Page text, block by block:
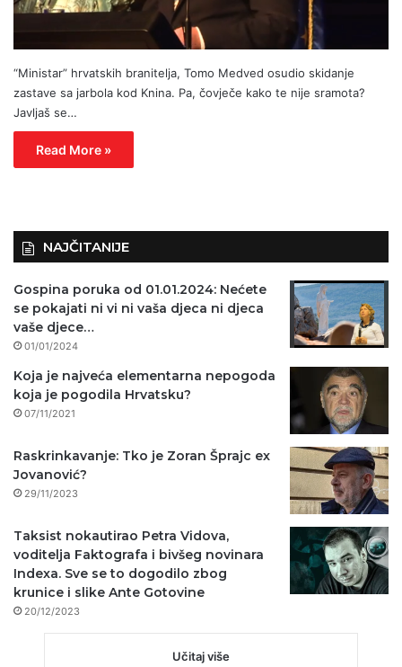
“Ministar” hrvatskih branitelja, Tomo Medved osudio skidanje
zastave sa jarbola kod Knina. Pa, čovječe kako te nije sramota?
Javljaš se…
Read More »
NAJČITANIJE
Gospina poruka od 01.01.2024: Nećete
se pokajati ni vi ni vaša djeca ni djeca
vaše djece…
01/01/2024
Koja je najveća elementarna nepogoda
koja je pogodila Hrvatsku?
07/11/2021
Raskrinkavanje: Tko je Zoran Šprajc ex
Jovanović?
29/11/2023
Taksist nokautirao Petra Vidova,
voditelja Faktografa i bivšeg novinara
Indexa. Sve se to dogodilo zbog
krunice i slike Ante Gotovine
20/12/2023
Učitaj više